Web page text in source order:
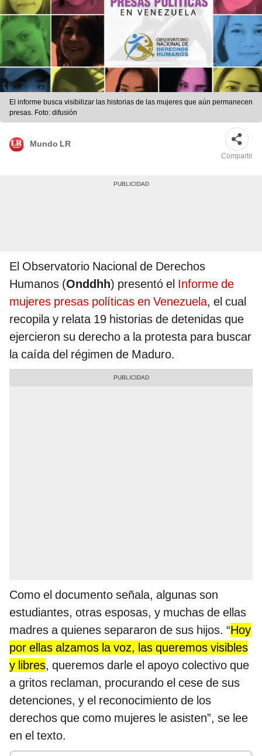
El informe busca visibilizar las historias de las mujeres que aún permanecen
presas. Foto: difusión
Mundo LR
Compartir
El Observatorio Nacional de Derechos
Humanos (Onddhh) presentó el Informe de
mujeres presas políticas en Venezuela, el cual
recopila y relata 19 historias de detenidas que
ejercieron su derecho a la protesta para buscar
la caída del régimen de Maduro.
Como el documento señala, algunas son
estudiantes, otras esposas, y muchas de ellas
madres a quienes separaron de sus hijos. “Hoy
por ellas alzamos la voz, las queremos visibles
y libres, queremos darle el apoyo colectivo que
a gritos reclaman, procurando el cese de sus
detenciones, y el reconocimiento de los
derechos que como mujeres le asisten”, se lee
en el texto.